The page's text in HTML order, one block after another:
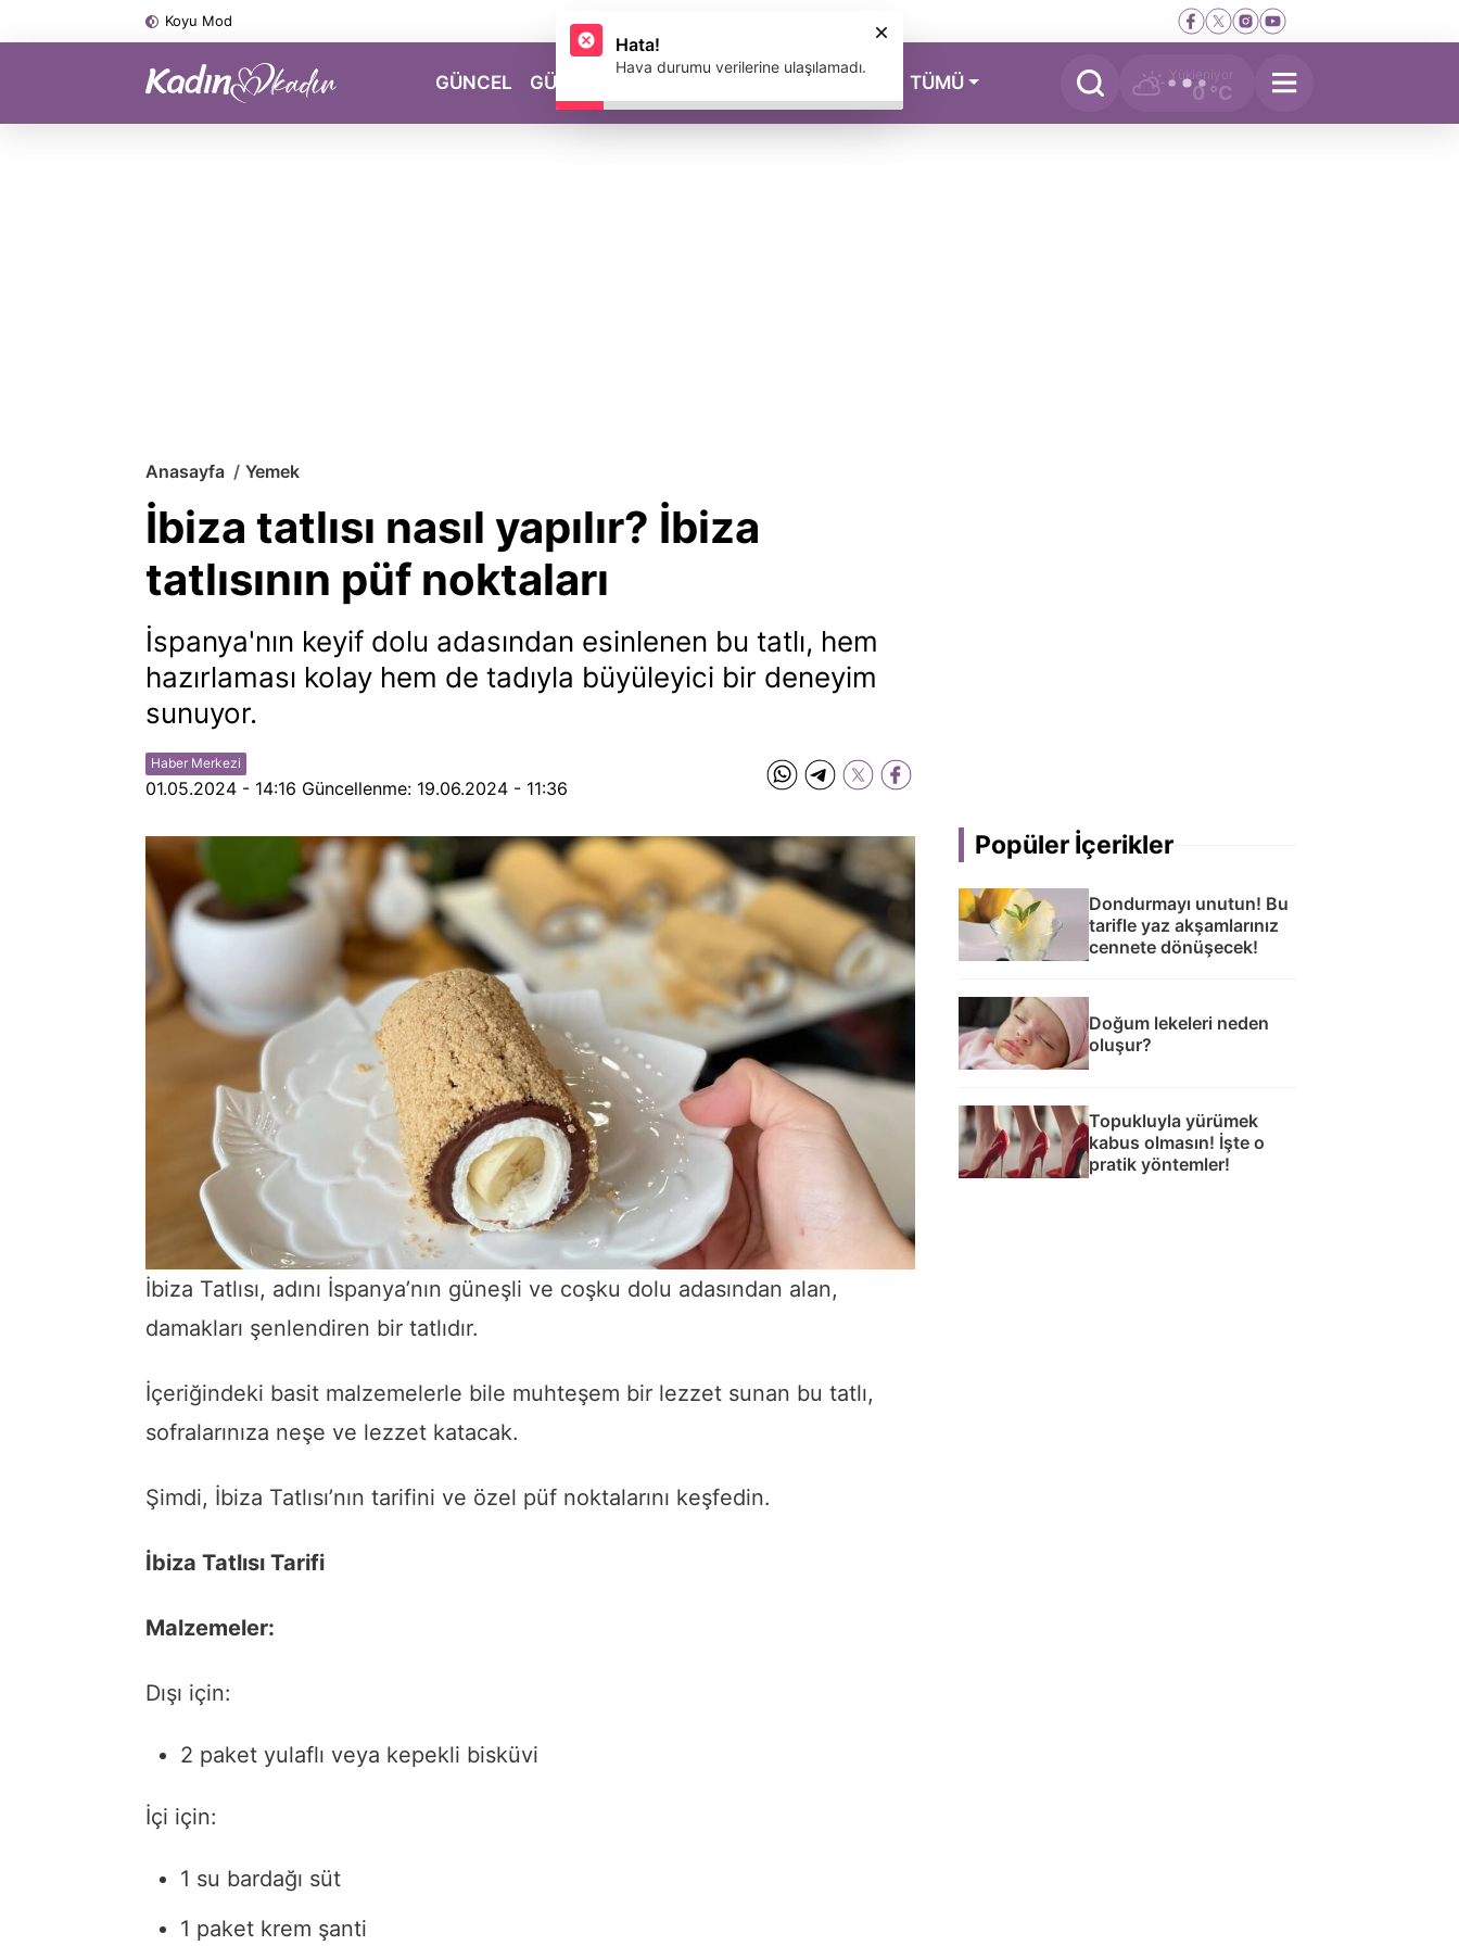
Koyu Mod
GÜNCEL GÜZELLİK MAGAZİN TÜMÜ Yükleniyor
0 °C
Anasayfa Yemek
İbiza tatlısı nasıl yapılır? İbiza
tatlısının püf noktaları
İspanya'nın keyif dolu adasından esinlenen bu tatlı, hem
hazırlaması kolay hem de tadıyla büyüleyici bir deneyim
sunuyor.
Haber Merkezi
01.05.2024 - 14:16 Güncellenme: 19.06.2024 - 11:36
İbiza Tatlısı, adını İspanya’nın güneşli ve coşku dolu adasından alan,
damakları şenlendiren bir tatlıdır.
İçeriğindeki basit malzemelerle bile muhteşem bir lezzet sunan bu tatlı,
sofralarınıza neşe ve lezzet katacak.
Şimdi, İbiza Tatlısı’nın tarifini ve özel püf noktalarını keşfedin.
İbiza Tatlısı Tarifi
Malzemeler:
Dışı için:
2 paket yulaflı veya kepekli bisküvi
İçi için:
1 su bardağı süt
1 paket krem şanti
Popüler İçerikler
Dondurmayı unutun! Bu
tarifle yaz akşamlarınız
cennete dönüşecek!
Doğum lekeleri neden
oluşur?
Topukluyla yürümek
kabus olmasın! İşte o
pratik yöntemler!